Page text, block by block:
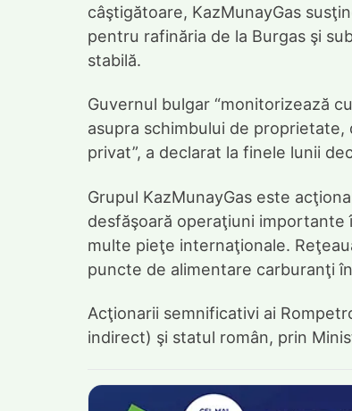
câştigătoare, KazMunayGas
pentru rafinăria de la Burgas şi
stabilă.
Guvernul bulgar “monitorizează
asupra schimbului de
privat”, a declarat la finele lunii
Grupul KazMunayGas este
desfăşoară operaţiuni importante
multe pieţe internaţionale.
puncte de alimentare carburanţi
Acţionarii semnificativi ai
indirect) şi statul român, prin